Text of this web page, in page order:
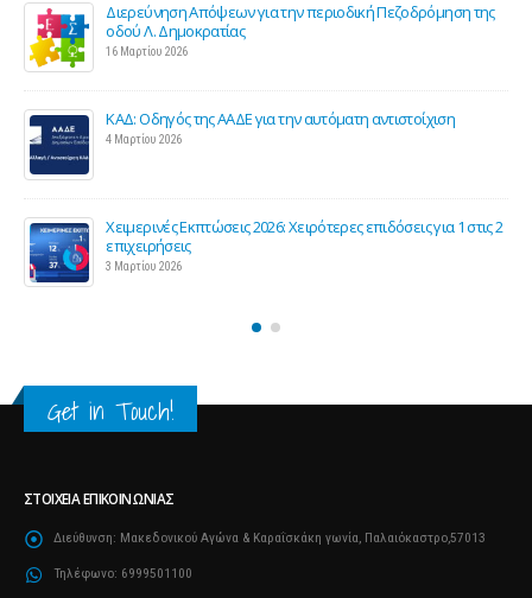
Διερεύνηση Απόψεων για την περιοδική Πεζοδρόμηση της
οδού Λ. Δημοκρατίας
16 Μαρτίου 2026
ΚΑΔ: Οδηγός της ΑΑΔΕ για την αυτόματη αντιστοίχιση
4 Μαρτίου 2026
Χειμερινές Εκπτώσεις 2026: Χειρότερες επιδόσεις για 1 στις 2
επιχειρήσεις
3 Μαρτίου 2026
Get in Touch!
ΣΤΟΙΧΕΊΑ ΕΠΙΚΟΙΝΩΝΊΑΣ
Διεύθυνση: Μακεδονικού Αγώνα & Καραΐσκάκη γωνία, Παλαιόκαστρο,57013
Τηλέφωνο: 6999501100